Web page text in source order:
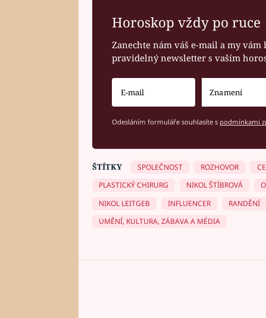
Horoskop vždy po ruce
Zanechte nám váš e-mail a my vám
pravidelný newsletter s vaším
Odesláním formuláře souhlasíte s podmínkami
ŠTÍTKY SPOLEČNOST ROZHOVOR
PLASTICKÝ CHIRURG
NIKOL ŠTÍBROVÁ
NIKOL LEITGEB
INFLUENCER
RANDĚNÍ
UMĚNÍ, KULTURA, ZÁBAVA A MÉDIA